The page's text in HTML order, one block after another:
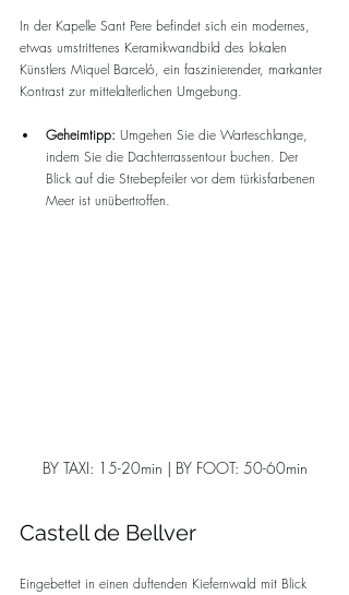
In der Kapelle Sant Pere befindet sich ein modernes,
etwas umstrittenes Keramikwandbild des lokalen
Künstlers Miquel Barceló, ein faszinierender, markanter
Kontrast zur mittelalterlichen Umgebung.
Geheimtipp: Umgehen Sie die Warteschlange,
indem Sie die Dachterrassentour buchen. Der
Blick auf die Strebepfeiler vor dem türkisfarbenen
Meer ist unübertroffen.
BY TAXI: 15-20min | BY FOOT: 50-60min
Castell de Bellver
Eingebettet in einen duftenden Kiefernwald mit Blick